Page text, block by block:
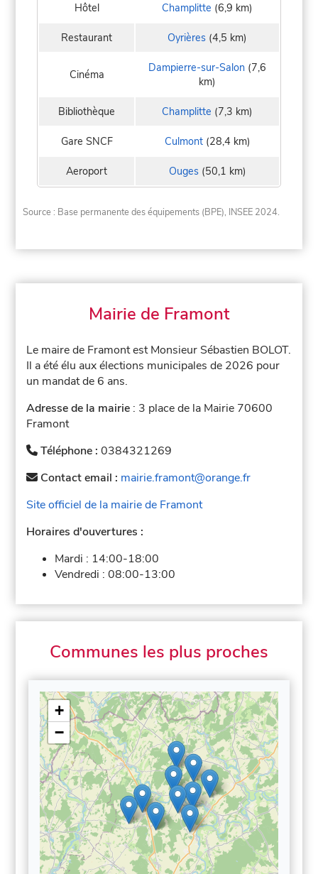
Hôtel Champlitte (6,9 km)
Restaurant Oyrières (4,5 km)
Cinéma Dampierre-sur-Salon (7,6
km)
Bibliothèque Champlitte (7,3 km)
Gare SNCF Culmont(28,4 km)
Aeroport Ouges(50,1 km)
Source : Base permanente des équipements (BPE), INSEE 2024.
Mairie de Framont
Le maire de Framont est Monsieur Sébastien BOLOT.
Il a été élu aux élections municipales de 2026 pour
un mandat de 6 ans.
Adresse de la mairie : 3 place de la Mairie 70600
Framont
Téléphone :0384321269
Contact email : mairie.framont@orange.fr
Site officiel de la mairie de Framont
Horaires d'ouvertures :
Mardi : 14:00-18:00
Vendredi :08:00-13:00
Communes les plus proches
+
−